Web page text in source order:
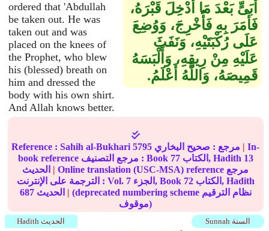
ordered that 'Abdullah
be taken out. He was
taken out and was
placed on the knees of
the Prophet, who blew
his (blessed) breath on
him and dressed the
body with his own shirt.
And Allah knows better.
أُبَىٍّ بَعْدَ مَا أُدْخِلَ قَبْرَهُ،
فَأَمَرَ بِهِ فَأُخْرِجَ، وَوُضِعَ
عَلَى رُكْبَتَيْهِ، وَنَفَثَ
عَلَيْهِ مِنْ رِيقِهِ، وَأَلْبَسَهُ
قَمِيصَهُ، وَاللَّهُ أَعْلَمُ‏.‏
Reference :Sahih al-Bukhari 5795 مرجع : صحيح البخاري | In-
book reference مرجع التصنيف : Book 77 الكتاب, Hadith 13
| Online translation (USC-MSA) reference مرجع
الترجمة على الإنترنت : Vol. 7 الجزء, Book 72
الكتاب, Hadith
687
| (deprecated numbering scheme نظام الترقيم
موقوف)
Sunnah السنة Hadith الحديث